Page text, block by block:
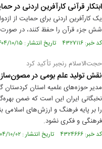
ابتکار قرآنی کارآفرین اردنی در
یک کارآفرین اردنی برای حمایت از
شش جزء قرآن را حفظ کنند، در صورت
کد خبر: ۴۳۲۷۱۱۶ تاریخ انتشار : ۱۴۰۴/۱۰/۱۵
حجت‌الاسلام رنجبر تأکید کرد
نقش تولید علم بومی در
مدیر حوزه‌های علمیه استان
نخبگانی ایران این است که ضمن
را بر پایه فرهنگ و ارزش‌های اسلامی
فرهنگی و فکری نشود.
کد خبر: ۴۳۲۴۶۶۶ تاریخ انتشار : ۱۴۰۴/۱۰/۰۲